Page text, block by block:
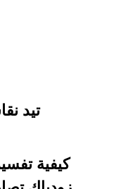
تيد
كيفية